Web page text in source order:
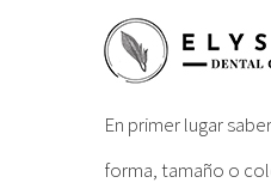
En primer lugar
forma, tamaño o